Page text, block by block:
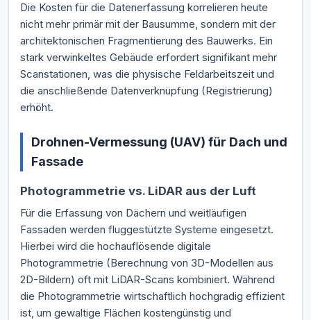
Die Kosten für die Datenerfassung korrelieren heute
nicht mehr primär mit der Bausumme, sondern mit der
architektonischen Fragmentierung des Bauwerks. Ein
stark verwinkeltes Gebäude erfordert signifikant mehr
Scanstationen, was die physische Feldarbeitszeit und
die anschließende Datenverknüpfung (Registrierung)
erhöht.
Drohnen-Vermessung (UAV) für Dach und
Fassade
Photogrammetrie vs. LiDAR aus der Luft
Für die Erfassung von Dächern und weitläufigen
Fassaden werden fluggestützte Systeme eingesetzt.
Hierbei wird die hochauflösende digitale
Photogrammetrie (Berechnung von 3D-Modellen aus
2D-Bildern) oft mit LiDAR-Scans kombiniert. Während
die Photogrammetrie wirtschaftlich hochgradig effizient
ist, um gewaltige Flächen kostengünstig und